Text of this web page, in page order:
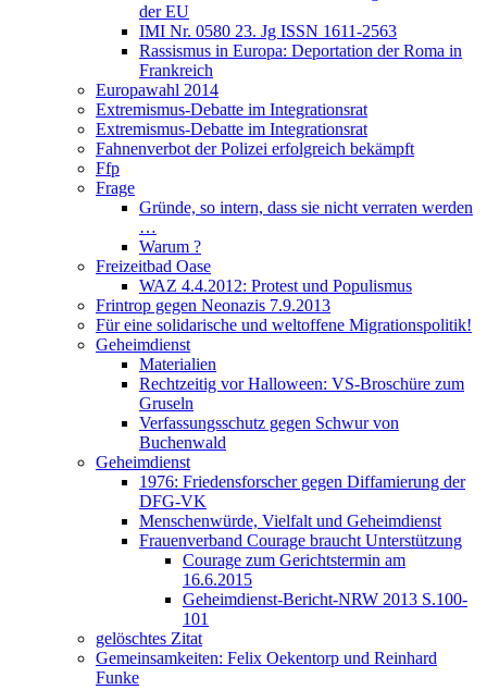
der EU
IMI Nr. 0580 23. Jg ISSN 1611-2563
Rassismus in Europa: Deportation der Roma in
Frankreich
Europawahl 2014
Extremismus-Debatte im Integrationsrat
Extremismus-Debatte im Integrationsrat
Fahnenverbot der Polizei erfolgreich bekämpft
Ffp
Frage
Gründe, so intern, dass sie nicht verraten werden
…
Warum ?
Freizeitbad Oase
WAZ 4.4.2012: Protest und Populismus
Frintrop gegen Neonazis 7.9.2013
Für eine solidarische und weltoffene Migrationspolitik!
Geheimdienst
Materialien
Rechtzeitig vor Halloween: VS-Broschüre zum
Gruseln
Verfassungsschutz gegen Schwur von
Buchenwald
Geheimdienst
1976: Friedensforscher gegen Diffamierung der
DFG-VK
Menschenwürde, Vielfalt und Geheimdienst
Frauenverband Courage braucht Unterstützung
Courage zum Gerichtstermin am
16.6.2015
Geheimdienst-Bericht-NRW 2013 S.100-
101
gelöschtes Zitat
Gemeinsamkeiten: Felix Oekentorp und Reinhard
Funke